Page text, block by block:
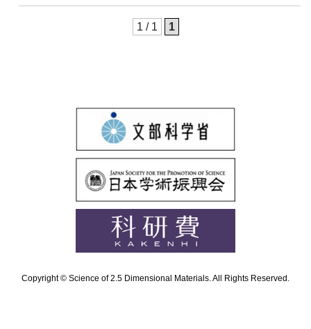
1 / 1 1
Copyright © Science of 2.5 Dimensional Materials. All Rights Reserved.